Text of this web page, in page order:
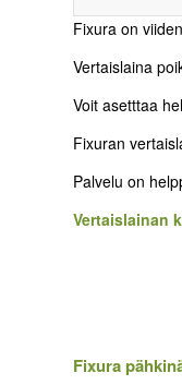
Fixura on
Vertaislaina
Voit asetttaa
Fixuran
Palvelu on
Vertaislainan
Fixura